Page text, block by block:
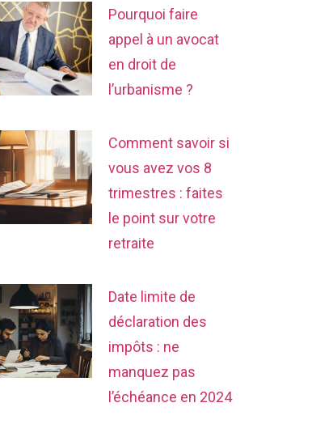
Pourquoi faire
appel à un avocat
en droit de
l’urbanisme ?
Comment savoir si
vous avez vos 8
trimestres : faites
le point sur votre
retraite
Date limite de
déclaration des
impôts : ne
manquez pas
l’échéance en 2024